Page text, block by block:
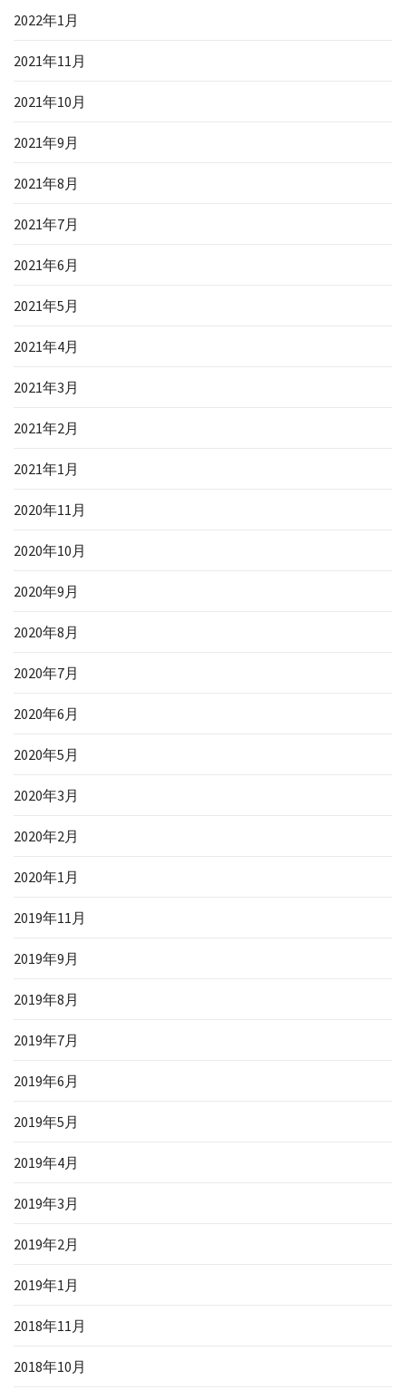
2022年1月
2021年11月
2021年10月
2021年9月
2021年8月
2021年7月
2021年6月
2021年5月
2021年4月
2021年3月
2021年2月
2021年1月
2020年11月
2020年10月
2020年9月
2020年8月
2020年7月
2020年6月
2020年5月
2020年3月
2020年2月
2020年1月
2019年11月
2019年9月
2019年8月
2019年7月
2019年6月
2019年5月
2019年4月
2019年3月
2019年2月
2019年1月
2018年11月
2018年10月